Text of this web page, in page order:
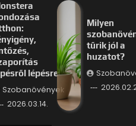
lépésre
Szobanövények
2026.03.14.
Milyen
tűrik jól a
huzatot?